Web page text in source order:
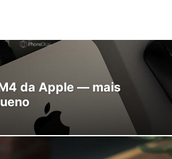
da Apple — mais